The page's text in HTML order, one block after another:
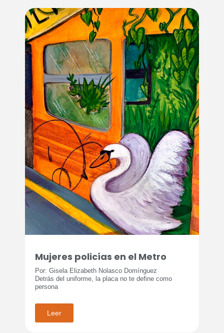
Mujeres policías en el Metro
Por: Gisela Elizabeth Nolasco Domínguez
Detrás del uniforme, la placa no te define como
persona
Leer